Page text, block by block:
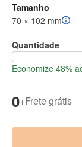
Tamanho
70 × 102 mm
Quantidade
Economize 48%
0+Frete grátis